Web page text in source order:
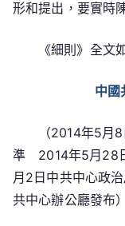
黨
任
細
形和提出，要實時
《細則》全文
中國
（2014年5月
準 2014年5月28
月2日中共中心政
共中心辦公廳發布）